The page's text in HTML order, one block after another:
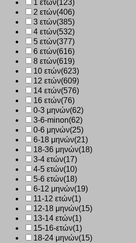
1 ετών(123)
2 ετών(406)
3 ετών(385)
4 ετών(532)
5 ετών(377)
6 ετών(616)
8 ετών(619)
10 ετών(623)
12 ετών(609)
14 ετών(576)
16 ετών(76)
0-3 μηνών(62)
3-6-minon(62)
0-6 μηνών(25)
6-18 μηνών(21)
18-36 μηνών(18)
3-4 ετών(17)
4-5 ετών(10)
5-6 ετών(18)
6-12 μηνών(19)
11-12 ετών(1)
12-18 μηνών(15)
13-14 ετών(1)
15-16-ετών(1)
18-24 μηνών(15)